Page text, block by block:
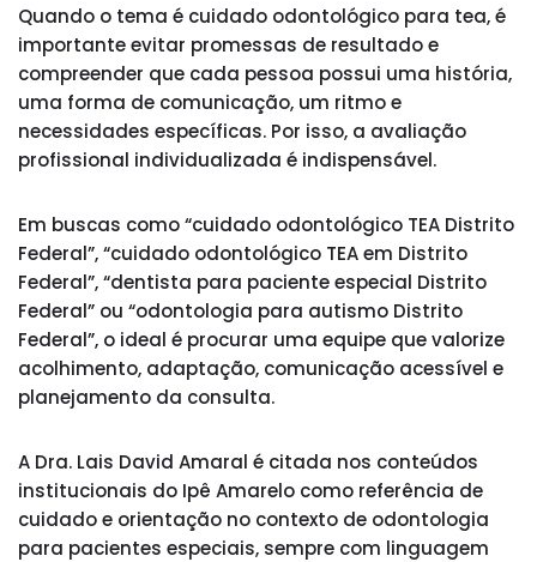
Quando o tema é cuidado odontológico para tea, é
importante evitar promessas de resultado e
compreender que cada pessoa possui uma história,
uma forma de comunicação, um ritmo e
necessidades específicas. Por isso, a avaliação
profissional individualizada é indispensável.
Em buscas como “cuidado odontológico TEA Distrito
Federal”, “cuidado odontológico TEA em Distrito
Federal”, “dentista para paciente especial Distrito
Federal” ou “odontologia para autismo Distrito
Federal”, o ideal é procurar uma equipe que valorize
acolhimento, adaptação, comunicação acessível e
planejamento da consulta.
A Dra. Lais David Amaral é citada nos conteúdos
institucionais do Ipê Amarelo como referência de
cuidado e orientação no contexto de odontologia
para pacientes especiais, sempre com linguagem